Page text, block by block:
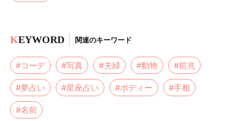
KEYWORD 関連のキーワード
#コーデ #写真 #夫婦 #動物 #前兆
#夢占い #星座占い #ボディー #手相
#名前